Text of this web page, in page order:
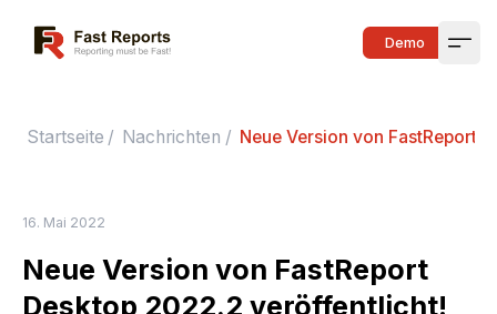
Fast Reports Demo
Startseite / Nachrichten / Neue Version von FastReport
16. Mai 2022
Neue Version von FastReport
Desktop 2022.2 veröffentlicht!